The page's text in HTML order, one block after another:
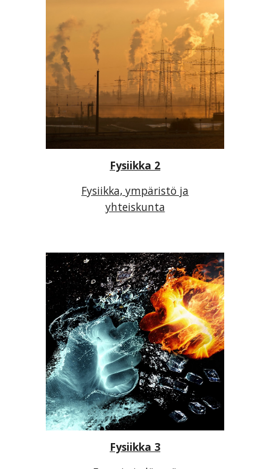
Fysiikka 2
Fysiikka, ympäristö ja
yhteiskunta
Fysiikka 3